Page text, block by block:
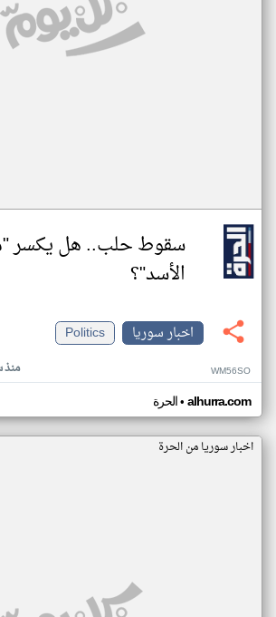
سقوط حلب.. هل يكسر
الأسد"؟
اخبار سوريا
Politics
منذ WM56SO
الحرة• alhurra.com
اخبار سوريا من الحرة